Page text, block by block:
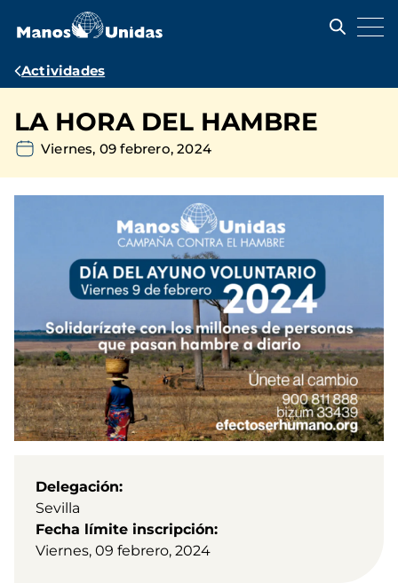
contenido
Ruta
navegación
Actividades
LA HORA DEL HAMBRE
Viernes, 09 febrero, 2024
Delegación
Sevilla
Fecha límite inscripción
Viernes, 09 febrero, 2024